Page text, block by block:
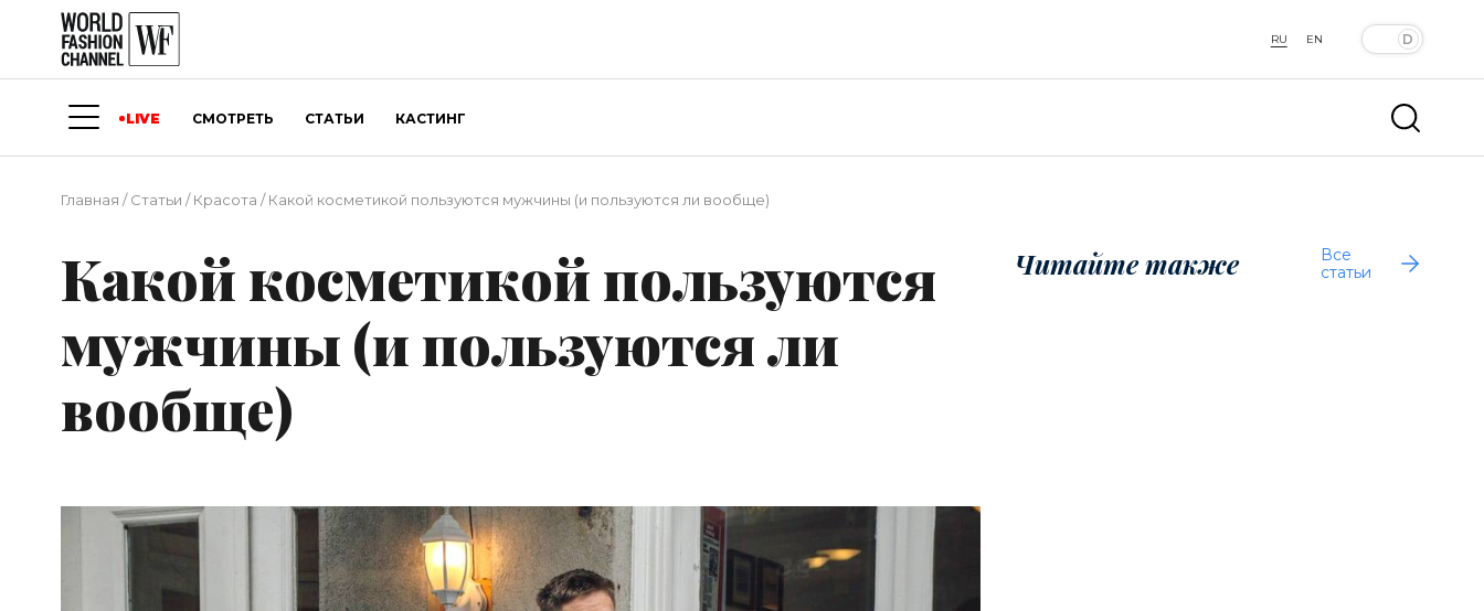
RU EN
LIVE СМОТРЕТЬ СТАТЬИ КАСТИНГ
Главная /Статьи /Красота /Какой косметикой пользуются мужчины (и пользуются ли вообще)
Какой косметикой пользуются
мужчины (и пользуются ли
вообще)
Читайте также
Все
статьи